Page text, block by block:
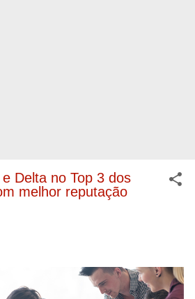
Delta no Top 3 dos
melhor reputação